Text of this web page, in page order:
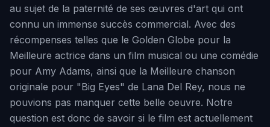
au sujet de la paternité de ses œuvres d'art qui ont
connu un immense succès commercial. Avec des
récompenses telles que le Golden Globe pour la
Meilleure actrice dans un film musical ou une comédie
pour Amy Adams, ainsi que la Meilleure chanson
originale pour "Big Eyes" de Lana Del Rey, nous ne
pouvions pas manquer cette belle oeuvre. Notre
question est donc de savoir si le film est actuellement